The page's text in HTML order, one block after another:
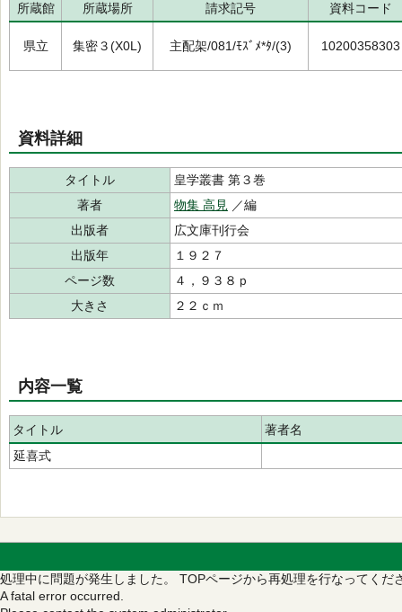
所蔵館 所蔵場所 請求記号 資料コード
県立 集密３(X0L) 主配架/081/ﾓｽﾞﾒ*ﾀ/(3) 10200358303
資料詳細
タイトル
皇学叢書 第３巻
著者
物集 高見 ／編
出版者
広文庫刊行会
出版年
１９２７
ページ数
４，９３８ｐ
大きさ
２２ｃｍ
内容一覧
タイトル
著者名
延喜式
処理中に問題が発生しました。 TOPページから再処理を行なってくだ
A fatal error occurred.